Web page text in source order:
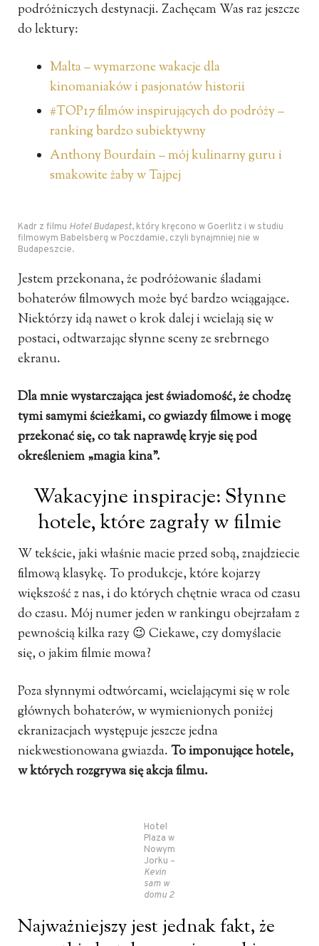
podróżniczych destynacji. Zachęcam Was raz jeszcze
do lektury:
Malta – wymarzone wakacje dla
kinomaniaków i pasjonatów historii
#TOP17 filmów inspirujących do podróży –
ranking bardzo subiektywny
Anthony Bourdain – mój kulinarny guru i
smakowite żaby w Tajpej
Kadr z filmu Hotel Budapest, który kręcono w Goerlitz i w studiu
filmowym Babelsberg w Poczdamie, czyli bynajmniej nie w
Budapeszcie.
Jestem przekonana, że podróżowanie śladami
bohaterów filmowych może być bardzo wciągające.
Niektórzy idą nawet o krok dalej i wcielają się w
postaci, odtwarzając słynne sceny ze srebrnego
ekranu.
Dla mnie wystarczająca jest świadomość, że chodzę
tymi samymi ścieżkami, co gwiazdy filmowe i mogę
przekonać się, co tak naprawdę kryje się pod
określeniem „magia kina”.
Wakacyjne inspiracje: Słynne
hotele, które zagrały w filmie
W tekście, jaki właśnie macie przed sobą, znajdziecie
filmową klasykę. To produkcje, które kojarzy
większość z nas, i do których chętnie wraca od czasu
do czasu. Mój numer jeden w rankingu obejrzałam z
pewnością kilka razy 😉 Ciekawe, czy domyślacie
się, o jakim filmie mowa?
Poza słynnymi odtwórcami, wcielającymi się w role
głównych bohaterów, w wymienionych poniżej
ekranizacjach występuje jeszcze jedna
niekwestionowana gwiazda.To imponujące hotele,
w których rozgrywa się akcja filmu.
Hotel
Plaza w
Nowym
Jorku –
Kevin
sam w
domu 2
Najważniejszy jest jednak fakt, że